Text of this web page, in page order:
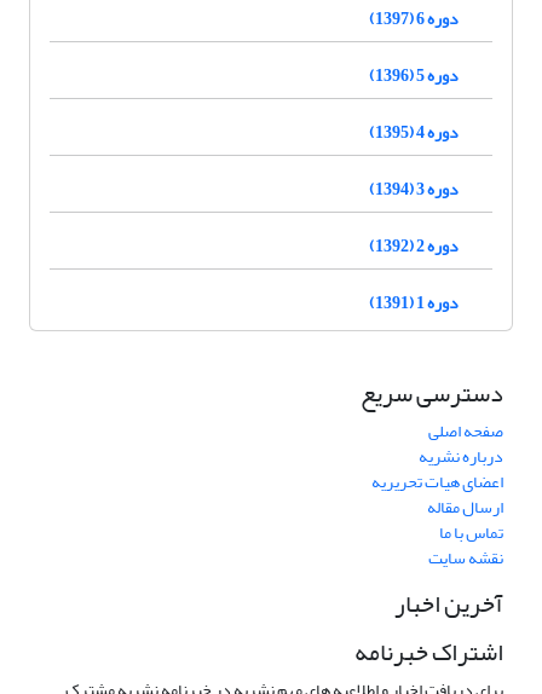
دوره 6 (1397)
دوره 5 (1396)
دوره 4 (1395)
دوره 3 (1394)
دوره 2 (1392)
دوره 1 (1391)
دسترسی سریع
صفحه اصلی
درباره نشریه
اعضای هیات تحریریه
ارسال مقاله
تماس با ما
نقشه سایت
آخرین اخبار
اشتراک خبرنامه